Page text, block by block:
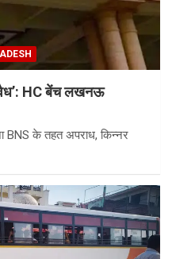
HC बेंच लखनऊ
BNS के तहत अपराध, किन्नर